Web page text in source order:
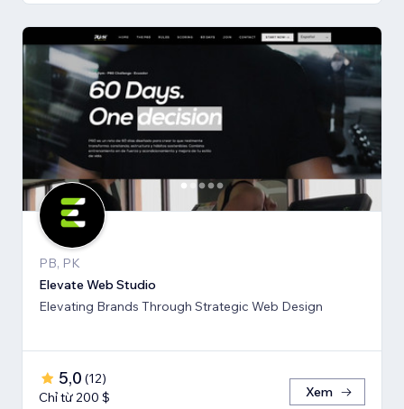
PB, PK
Elevate Web Studio
Elevating Brands Through Strategic Web Design
5,0 (12)
Chỉ từ 200 $
Xem